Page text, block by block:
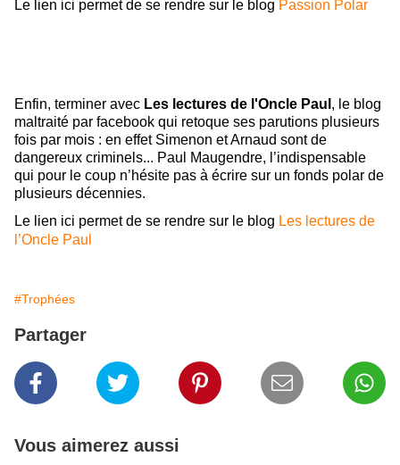
Le lien ici permet de se rendre sur le blog Passion Polar
Enfin, terminer avec Les lectures de l'Oncle Paul , le blog
maltraité par facebook qui retoque ses parutions plusieurs
fois par mois : en effet Simenon et Arnaud sont de
dangereux criminels... Paul Maugendre, l’indispensable
qui pour le coup n’hésite pas à écrire sur un fonds polar de
plusieurs décennies.
Le lien ici permet de se rendre sur le blog Les lectures de
l’Oncle Paul
#Trophées
Partager
Vous aimerez aussi